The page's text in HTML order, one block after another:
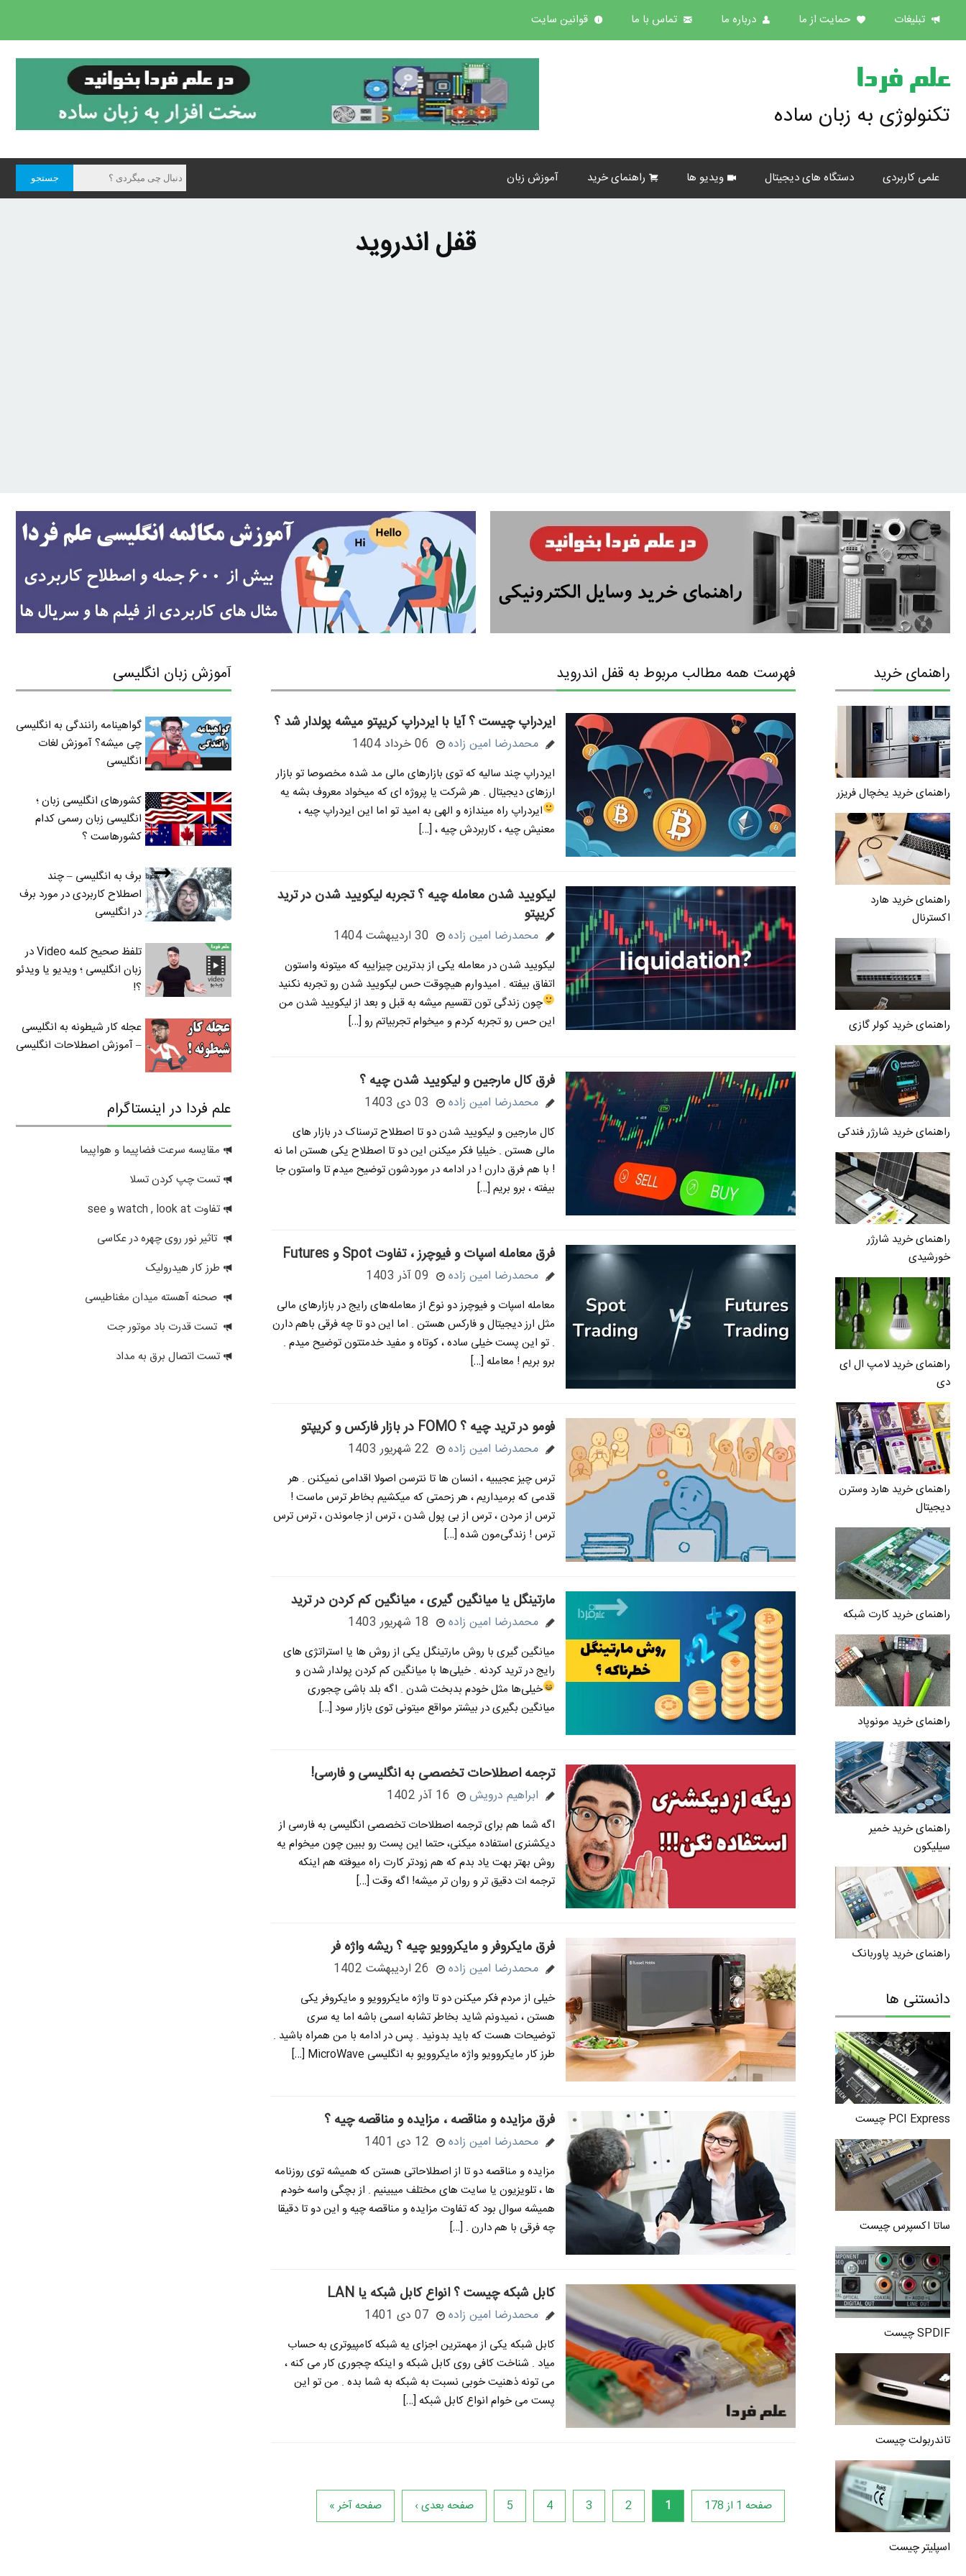
تبلیغات حمایت از ما درباره ما تماس با ما قوانین سایت
علم فردا
تکنولوژی به زبان ساده
علمی کاربردی دستگاه های دیجیتال ویدیو ها راهنمای خرید آموزش زبان
قفل اندروید
راهنمای خرید
راهنمای خرید یخچال فریزر
راهنمای خرید هارد
اکسترنال
راهنمای خرید کولر گازی
راهنمای خرید شارژر فندکی
راهنمای خرید شارژر
خورشیدی
راهنمای خرید لامپ ال ای
دی
راهنمای خرید هارد وسترن
دیجیتال
راهنمای خرید کارت شبکه
راهنمای خرید مونوپاد
راهنمای خرید خمیر
سیلیکون
راهنمای خرید پاوربانک
دانستنی ها
PCI Express چیست
ساتا اکسپرس چیست
SPDIF چیست
تاندربولت چیست
اسپلیتر چیست
فهرست همه مطالب مربوط به قفل اندروید
ایردراپ چیست ؟ آیا با ایردراپ کریپتو میشه پولدار شد ؟
محمدرضا امین زاده 06 خرداد 1404
ایردراپ چند سالیه که توی بازارهای مالی مد شده مخصوصا تو بازار
ارزهای دیجیتال . هر شرکت یا پروژه ای که میخواد معروف بشه یه
ایردراپ راه میندازه و الهی به امید تو اما این ایردراپ چیه ،
معنیش چیه ، کاربردش چیه ، […]
لیکویید شدن معامله چیه ؟ تجربه لیکویید شدن در ترید
کریپتو
محمدرضا امین زاده 30 اردیبهشت 1404
لیکویید شدن در معامله یکی از بدترین چیزاییه که میتونه واستون
اتفاق بیفته . امیدوارم هیچوقت حس لیکویید شدن رو تجربه نکنید
چون زندگی تون تقسیم میشه به قبل و بعد از لیکویید شدن من
این حس رو تجربه کردم و میخوام تجربیاتم رو […]
فرق کال مارجین و لیکویید شدن چیه ؟
محمدرضا امین زاده 03 دی 1403
کال مارجین و لیکویید شدن دو تا اصطلاح ترسناک در بازار های
مالی هستن . خیلیا فکر میکنن این دو تا اصطلاح یکی هستن اما نه
! با هم فرق دارن ! در ادامه در موردشون توضیح میدم تا واستون جا
بیفته ، برو بریم […]
فرق معامله اسپات و فیوچرز ، تفاوت Spot و Futures
محمدرضا امین زاده 09 آذر 1403
معامله اسپات و فیوچرز دو نوع از معامله‌های رایج در بازارهای مالی
مثل ارز دیجیتال و فارکس هستن . اما این دو تا چه فرقی باهم دارن
. تو این پست خیلی ساده ، کوتاه و مفید خدمتتون توضیح میدم .
برو بریم ! معامله […]
فومو در ترید چیه ؟ FOMO در بازار فارکس و کریپتو
محمدرضا امین زاده 22 شهریور 1403
ترس چیز عجیبیه ، انسان ها تا نترسن اصولا اقدامی نمیکنن . هر
قدمی که برمیداریم ، هر زحمتی که میکشیم بخاطر ترس ماست !
ترس از مردن ، ترس از بی پول شدن ، ترس از جاموندن ، ترس ترس
ترس ! زندگی‌مون شده […]
مارتینگل یا میانگین گیری ، میانگین کم کردن در ترید
محمدرضا امین زاده 18 شهریور 1403
میانگین گیری با روش مارتینگل یکی از روش ها یا استراتژی های
رایج در ترید کردنه . خیلی‌ها با میانگین کم کردن پولدار شدن و
خیلی‌ها مثل خودم بدبخت شدن . اگه بلد باشی چجوری
میانگین بگیری در بیشتر مواقع میتونی توی بازار سود […]
ترجمه اصطلاحات تخصصی به انگلیسی و فارسی!
ابراهیم درویش 16 آذر 1402
اگه شما هم برای ترجمه اصطلاحات تخصصی انگلیسی به فارسی از
دیکشنری استفاده میکنی، حتما این پست رو ببین چون میخوام یه
روش بهتر بهت یاد بدم که هم زودتر کارت راه میوفته هم اینکه
ترجمه ات دقیق تر و روان تر میشه! اگه وقت […]
فرق مایکروفر و مایکروویو چیه ؟ ریشه واژه فر
محمدرضا امین زاده 26 اردیبهشت 1402
خیلی از مردم فکر میکنن دو تا واژه مایکروویو و مایکروفر یکی
هستن ، نمیدونم شاید بخاطر تشابه اسمی باشه اما یه سری
توضیحات هست که باید بدونید . پس در ادامه با من همراه باشید .
طرز کار مایکروویو واژه مایکروویو به انگلیسی MicroWave […]
فرق مزایده و مناقصه ، مزایده و مناقصه چیه ؟
محمدرضا امین زاده 12 دی 1401
مزایده و مناقصه دو تا از اصطلاحاتی هستن که همیشه توی روزنامه
ها ، تلویزیون یا سایت های مختلف میبینیم . از بچگی واسه خودم
همیشه سوال بود که تفاوت مزایده و مناقصه چیه و این دو تا دقیقا
چه فرقی با هم دارن . […]
کابل شبکه چیست ؟ انواع کابل شبکه یا LAN
محمدرضا امین زاده 07 دی 1401
کابل شبکه یکی از مهمترین اجزای یه شبکه کامپیوتری به حساب
میاد . شناخت کافی روی کابل شبکه و اینکه چجوری کار می کنه ،
می تونه ذهنیت خوبی نسبت به شبکه به شما بده . من تو این
پست می خوام انواع کابل شبکه […]
صفحه 1 از 178 1
2
3
4
5 صفحه بعدی › صفحه آخر »
آموزش زبان انگلیسی
گواهینامه رانندگی به انگلیسی
چی میشه؟ آموزش لغات
انگلیسی
کشورهای انگلیسی زبان ؛
انگلیسی زبان رسمی کدام
کشورهاست ؟
برف به انگلیسی – چند
اصطلاح کاربردی در مورد برف
در انگلیسی
تلفظ صحیح کلمه Video در
زبان انگلیسی ؛ ویدیو یا ویدئو
؟!
عجله کار شیطونه به انگلیسی
– آموزش اصطلاحات انگلیسی
علم فردا در اینستاگرام
مقایسه سرعت فضاپیما و هواپیما
تست چپ کردن تسلا
تفاوت watch , look at و see
تاثیر نور روی چهره در عکاسی
طرز کار هیدرولیک
صحنه آهسته میدان مغناطیسی
تست قدرت باد موتور جت
تست اتصال برق به مداد